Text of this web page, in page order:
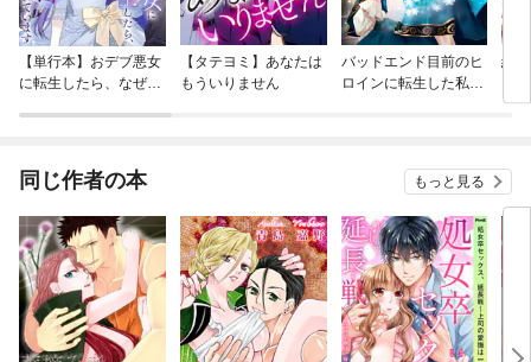
【単行本】おデブ悪女
に転生したら、なぜか
【タテヨミ】あなたは
もういりません
バッドエンド目前のヒ
ロインに転生した私、
結
同じ作者の本 もっと見る